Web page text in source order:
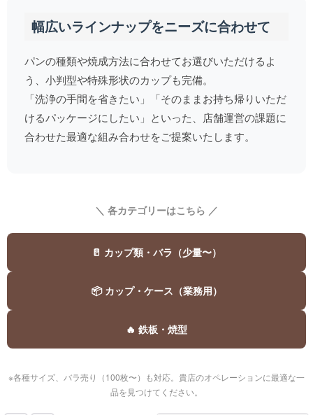
幅広いラインナップをニーズに合わせて
パンの種類や焼成方法に合わせてお選びいただけるよ
う、小判型や特殊形状のカップも完備。
「洗浄の手間を省きたい」「そのままお持ち帰りいただ
けるパッケージにしたい」といった、店舗運営の課題に
合わせた最適な組み合わせをご提案いたします。
＼ 各カテゴリーはこちら ／
🥛 カップ類・バラ（少量〜）
📦 カップ・ケース（業務用）
🔥 鉄板・焼型
※各種サイズ、バラ売り（100枚〜）も対応。貴店のオペレーションに最適な一
品を見つけてください。